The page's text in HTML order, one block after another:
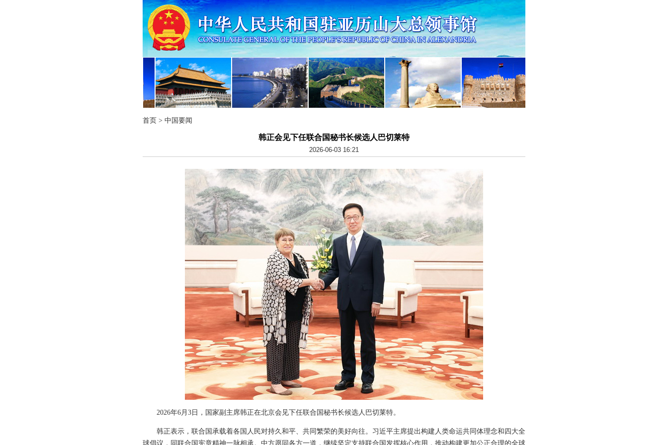
首页 > 中国要闻
韩正会见下任联合国秘书长候选人巴切莱特
2026-06-03 16:21
2026年6月3日，国家副主席韩正在北京会见下任联合国秘书长候选人巴切莱特。
韩正表示，联合国承载着各国人民对持久和平、共同繁荣的美好向往。习近平主席提出构建人类命运共同体理念和四大全
球倡议，同联合国宪章精神一脉相承。中方愿同各方一道，继续坚定支持联合国发挥核心作用，推动构建更加公正合理的全球